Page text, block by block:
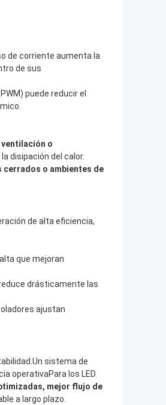
de corriente aumenta la
de sus
puede reducir el
o
disipación del calor.
cerrados o ambientes de
de alta eficiencia,
que mejoran
drásticamente las
ajustan
sistema de
operativaPara los LED
mejor flujo de
a largo plazo.